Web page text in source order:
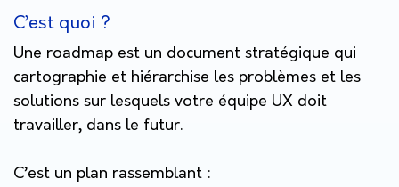
C’est quoi ?
Une roadmap est un document stratégique qui
cartographie et hiérarchise les problèmes et les
solutions sur lesquels votre équipe UX doit
travailler, dans le futur.
C’est un plan rassemblant :